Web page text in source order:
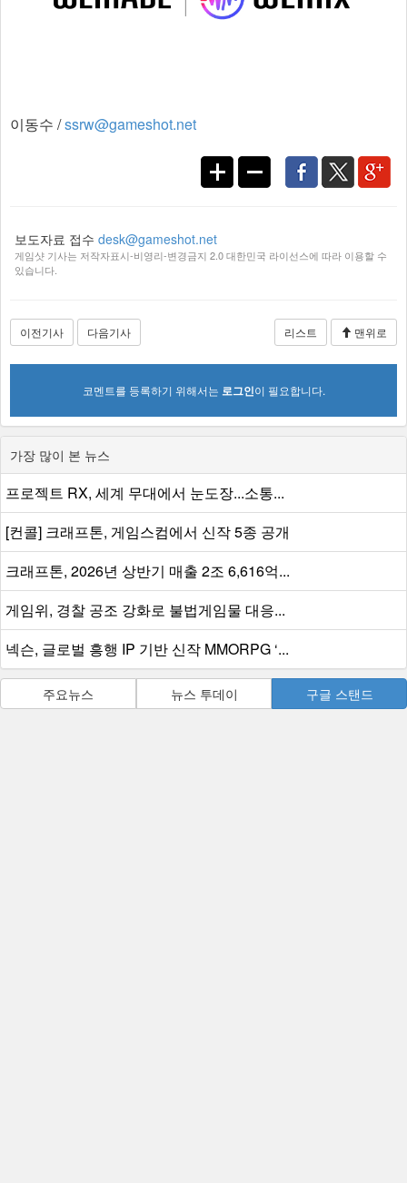
이동수 /ssrw@gameshot.net
보도자료 접수 desk@gameshot.net
게임샷 기사는 저작자표시-비영리-변경금지 2.0 대한민국 라이선스에 따라 이용할 수
있습니다.
이전기사 다음기사 리스트 맨위로
코멘트를 등록하기 위해서는 로그인이 필요합니다.
가장 많이 본 뉴스
프로젝트 RX, 세계 무대에서 눈도장...소통...
[컨콜] 크래프톤, 게임스컴에서 신작 5종 공개
크래프톤, 2026년 상반기 매출 2조 6,616억...
게임위, 경찰 공조 강화로 불법게임물 대응...
넥슨, 글로벌 흥행 IP 기반 신작 MMORPG ‘...
주요뉴스 뉴스 투데이 구글 스탠드